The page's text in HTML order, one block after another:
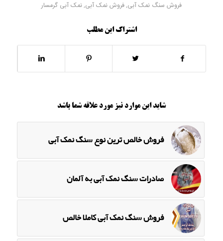
فروش سنگ نمک آبی, فروش نمک آبی, نمک آبی گرمسار
اشتراک این مطلب
شاید این موارد نیز مورد علاقه شما باشد
فروش خالص ترین نوع سنگ نمک آبی
صادرات سنگ نمک آبی به آلمان
فروش سنگ نمک آبی کاملا خالص